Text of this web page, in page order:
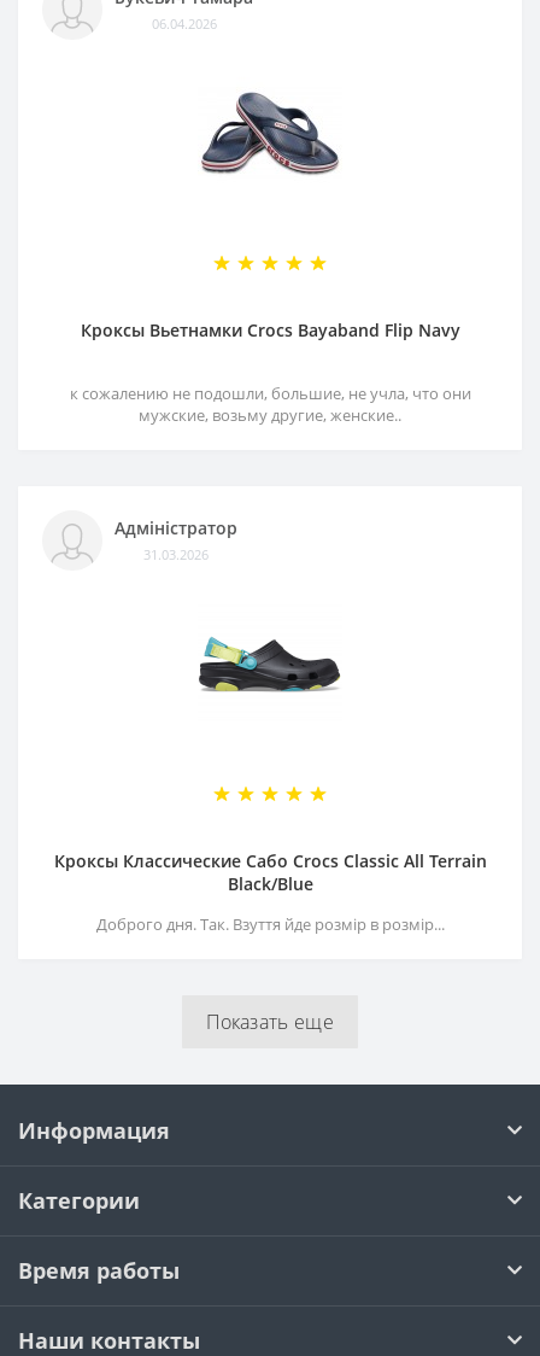
06.04.2026
Кроксы Вьетнамки Crocs Bayaband Flip Navy
к сожалению не подошли, большие, не учла, что они
мужские, возьму другие, женские..
Адміністратор
31.03.2026
Кроксы Классические Сабо Crocs Classiс All Terrain
Black/Blue
Доброго дня. Так. Взуття йде розмір в розмір...
Показать еще
Информация
Категории
Время работы
Наши контакты